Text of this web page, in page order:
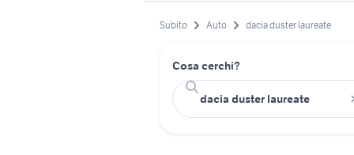
Subito Auto dacia duster laureate
Cosa cerchi?